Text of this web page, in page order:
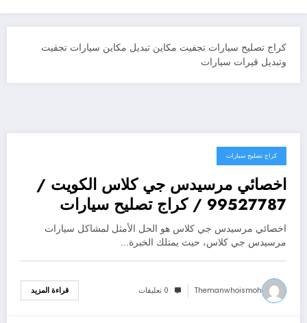
كراج تصليح سيارات تجفيت مكاين تبديل مكاين سيارات تجفيت
وتبديل قيرات سيارات
يوليو 25, 2026
كراج تصليح سيارات
اخصائي مرسيدس جي كلاس الكويت /
99527787 / كراج تصليح سيارات
مرسيدس جي كلاس
اخصائي مرسيدس جي كلاس هو الحل الأمثل لمشاكل سيارات
مرسيدس جي كلاس، حيث يمتلك الخبرة…
Themanwhoismoh 0 تعليقات قراءة المزيد